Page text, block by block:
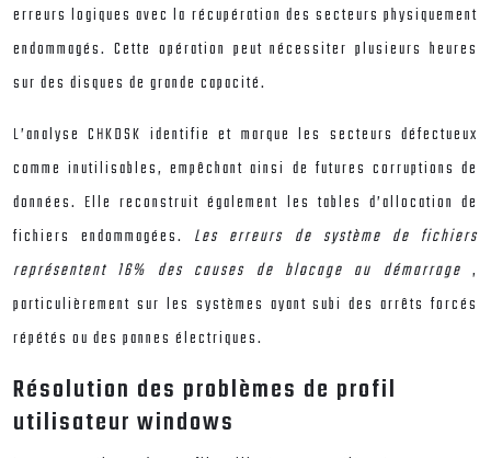
erreurs logiques avec la récupération des secteurs physiquement
endommagés. Cette opération peut nécessiter plusieurs heures
sur des disques de grande capacité.
L’analyse CHKDSK identifie et marque les secteurs défectueux
comme inutilisables, empêchant ainsi de futures corruptions de
données. Elle reconstruit également les tables d’allocation de
fichiers endommagées. Les erreurs de système de fichiers
représentent 16% des causes de blocage au démarrage ,
particulièrement sur les systèmes ayant subi des arrêts forcés
répétés ou des pannes électriques.
Résolution des problèmes de profil
utilisateur windows